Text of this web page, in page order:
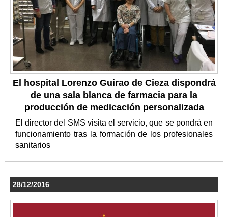
El hospital Lorenzo Guirao de Cieza dispondrá
de una sala blanca de farmacia para la
producción de medicación personalizada
El director del SMS visita el servicio, que se pondrá en
funcionamiento tras la formación de los profesionales
sanitarios
28/12/2016